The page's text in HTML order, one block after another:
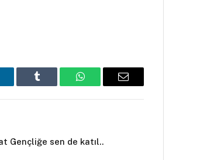
Tumblr WhatsAppEmail
Gençliğe sen de katıl..